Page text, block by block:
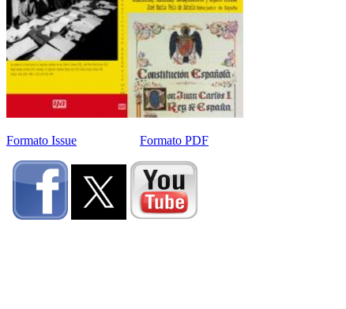
Formato Issue Formato PDF